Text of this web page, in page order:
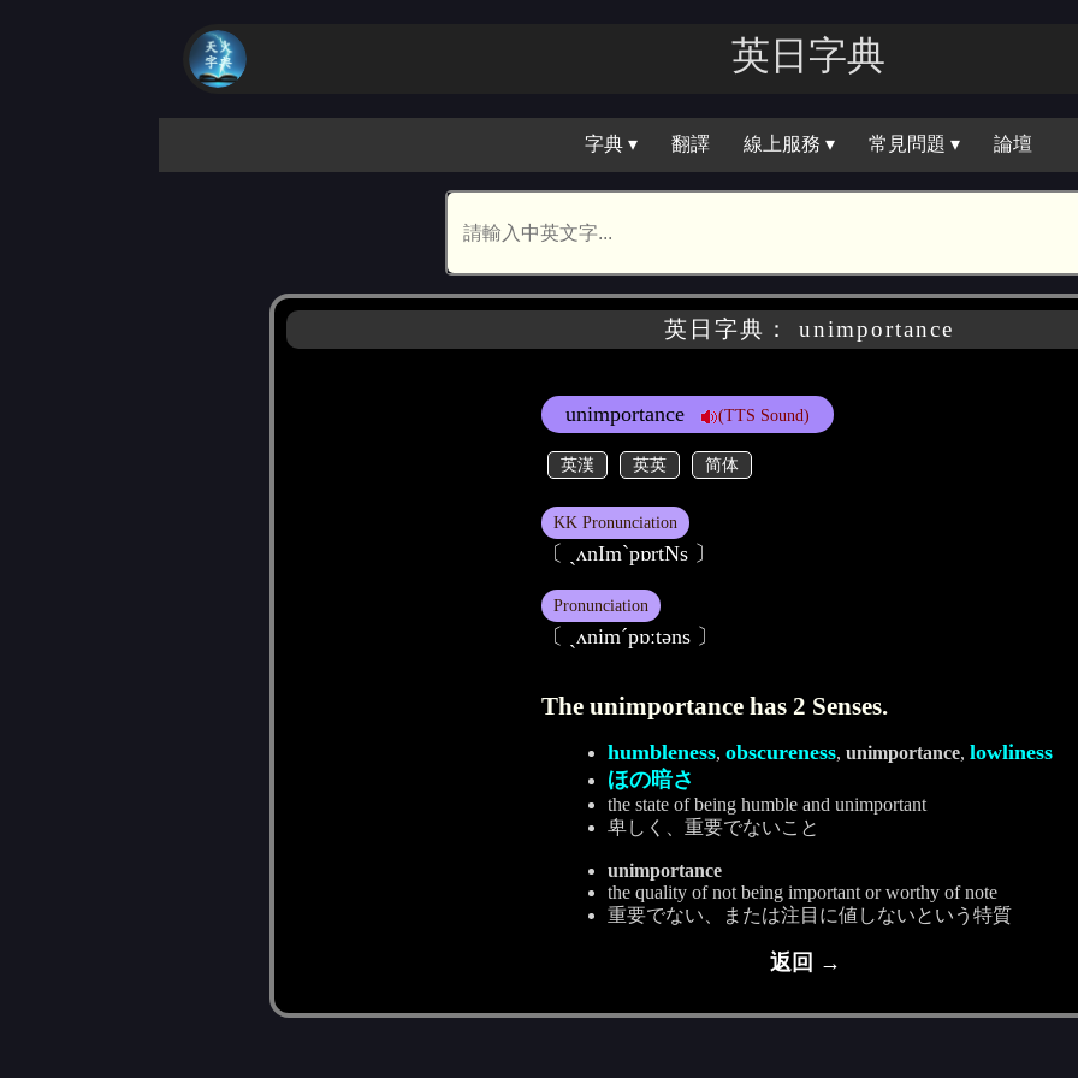
英日字典
字典 ▾ 翻譯 線上服務 ▾ 常見問題 ▾ 論壇
英日字典： unimportance
unimportance (TTS Sound)
英漢 英英 简体
KK Pronunciation
〔 ˏʌnImˋpɒrtNs 〕
Pronunciation
〔 ˏʌnimˊpɒːtәns 〕
The unimportance has 2 Senses.
humbleness, obscureness, unimportance, lowliness
ほの暗さ
the state of being humble and unimportant
卑しく、重要でないこと
unimportance
the quality of not being important or worthy of note
重要でない、または注目に値しないという特質
返回 →